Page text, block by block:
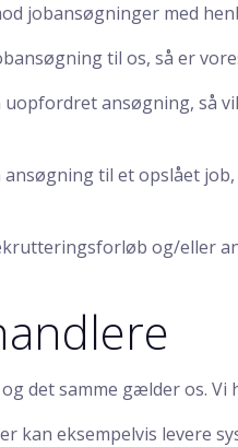
jobansøgninger med
til os, så er
uopfordret ansøgning, så
ansøgning til et opslået
og/eller
og det samme gælder os.
kan eksempelvis levere